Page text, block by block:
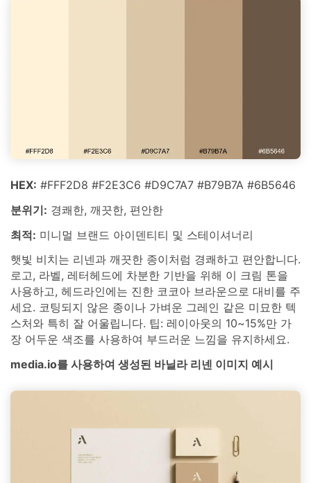
HEX: #FFF2D8 #F2E3C6 #D9C7A7 #B79B7A #6B5646
분위기: 경쾌한, 깨끗한, 편안한
최적: 미니멀 브랜드 아이덴티티 및 스테이셔너리
햇빛 비치는 리넨과 깨끗한 종이처럼 경쾌하고 편안합니다.
로고, 라벨, 레터헤드에 차분한 기반을 위해 이 크림 톤을
사용하고, 헤드라인에는 진한 코코아 브라운으로 대비를 주
세요. 코팅되지 않은 종이나 가벼운 그레인 같은 미묘한 텍
스처와 특히 잘 어울립니다. 팁: 레이아웃의 10~15%만 가
장 어두운 색조를 사용하여 부드러운 느낌을 유지하세요.
media.io를 사용하여 생성된 바닐라 리넨 이미지 예시